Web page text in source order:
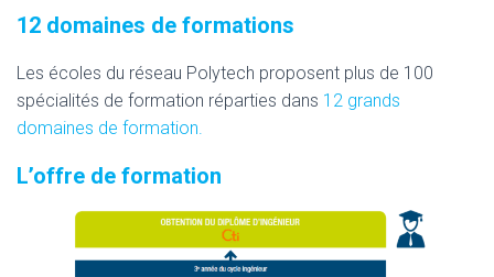
12 domaines de formations
Les écoles du réseau Polytech proposent plus de 100
spécialités de formation réparties dans 12 grands
domaines de formation.
L’offre de formation